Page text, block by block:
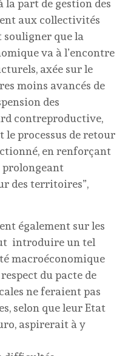
part de gestion des
aux collectivités
que la
va à l’encontre
axée sur le
moins avancés de
des
contreproductive,
processus de retour
en renforçant
prolongeant
des territoires”,
également sur les
introduire un tel
macroéconomique
du pacte de
ne feraient pas
selon que leur Etat
aspirerait à y